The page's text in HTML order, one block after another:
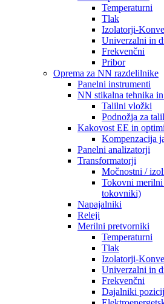
Temperaturni
Tlak
Izolatorji-
Univerzalni in
Frekvenčni
Pribor
Oprema za NN razdelilnike
Panelni instrumenti
NN stikalna tehnika
Talilni vložki
Podnožja za
Kakovost EE in
Kompenzacija
Panelni analizatorji
Transformatorji
Močnostni /
Tokovni
tokovniki)
Napajalniki
Releji
Merilni pretvorniki
Temperaturni
Tlak
Izolatorji-
Univerzalni in
Frekvenčni
Dajalniki